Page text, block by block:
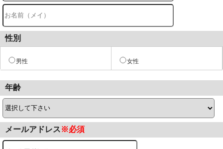
性別
男性 女性
年齢
メールアドレス※必須